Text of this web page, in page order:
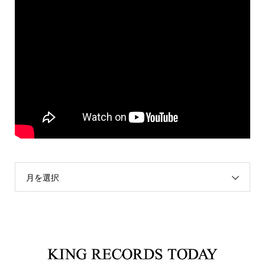
月を選択